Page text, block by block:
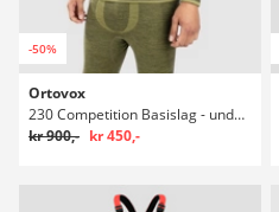
-50%
Ortovox
230 Competition Basislag - undertrøje
kr 900,- kr 450,-